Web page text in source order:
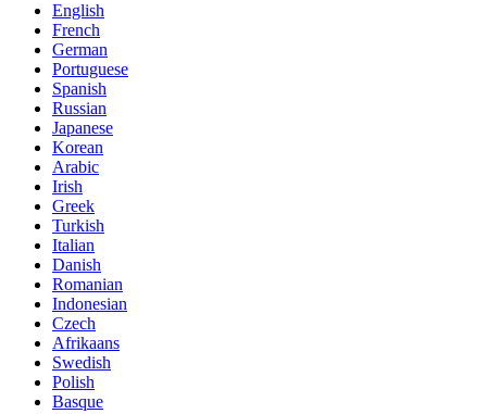
English
French
German
Portuguese
Spanish
Russian
Japanese
Korean
Arabic
Irish
Greek
Turkish
Italian
Danish
Romanian
Indonesian
Czech
Afrikaans
Swedish
Polish
Basque